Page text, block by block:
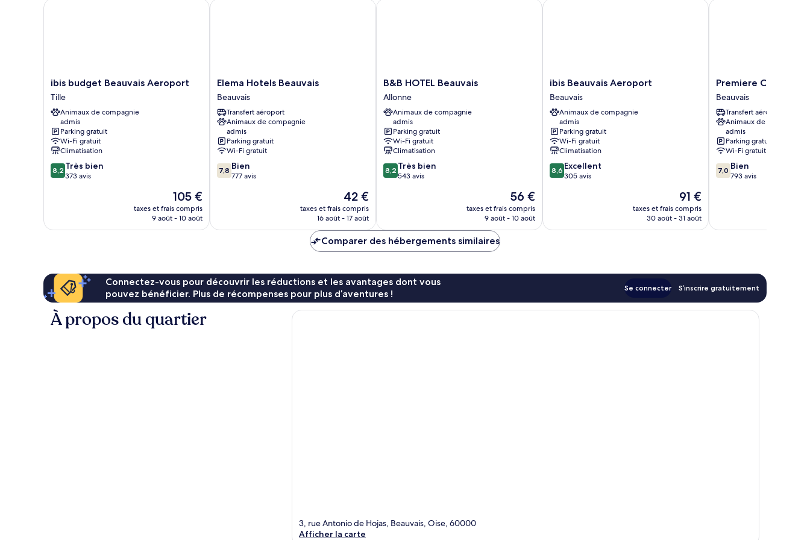
ibis
budget
Beauvais
Aeroport
Tille
ibis budget Beauvais Aeroport
Tille
Animaux de compagnie
admis
Parking gratuit
Wi-Fi gratuit
Climatisation
8.2
sur
8,2 Très bien
373 avis
Le
nouveau
prix
105 €
taxes et frais compris
9 août - 10 août
ibis budget Beauvais Aeroport
Elema
Hotels
Beauvais
Beauvais
Elema Hotels Beauvais
Beauvais
Transfert aéroport
Animaux de compagnie
admis
Parking gratuit
Wi-Fi gratuit
7.8
sur
7,8 Bien
777 avis
Le
nouveau
prix
de
42 €
42 €
taxes et frais compris
16 août - 17 août
Elema Hotels Beauvais
B&B
HOTEL
Beauvais
Allonne
B&B HOTEL Beauvais
Allonne
Animaux de compagnie
admis
Parking gratuit
Wi-Fi gratuit
Climatisation
8.2
sur
8,2 Très bien
543 avis
Le
nouveau
prix
56 €
taxes et frais compris
9 août - 10 août
B&B HOTEL Beauvais
ibis
Beauvais
Aeroport
Beauvais
ibis Beauvais Aeroport
Beauvais
Animaux de compagnie
admis
Parking gratuit
Wi-Fi gratuit
Climatisation
8.6
sur
8,6 Excellent
305 avis
Le
nouveau
prix
91 €
taxes et frais compris
30 août - 31 août
ibis Beauvais Aeroport
Premiere
Classe
Beauvais
Beauvais
Premiere Classe
Beauvais
Transfert aéroport
Animaux de compagnie
admis
Parking gratuit
Wi-Fi gratuit
7.0
sur
7,0 Bien
793 avis
Premiere Classe
Comparer des hébergements similaires
Connectez-vous pour découvrir les réductions et les avantages dont vous
pouvez bénéficier. Plus de récompenses pour plus d’aventures !
Se connecter S’inscrire gratuitement
À propos du quartier
3, rue Antonio de Hojas, Beauvais, Oise, 60000
Afficher la carte